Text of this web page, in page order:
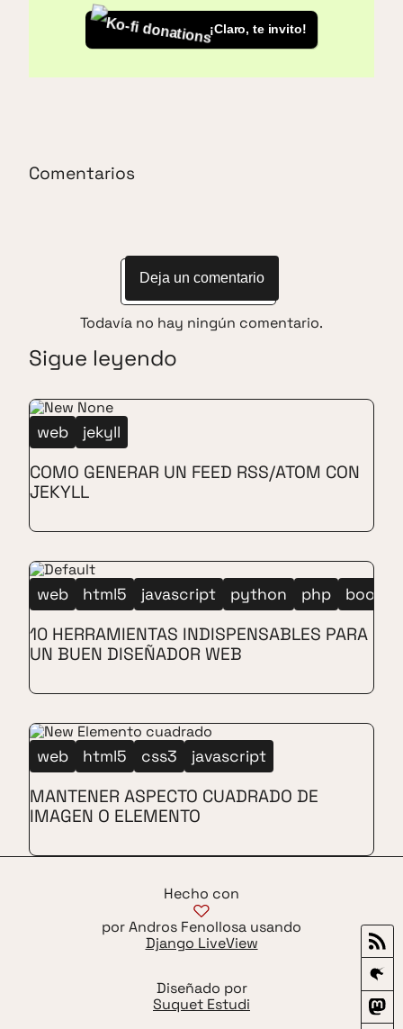
¡Claro, te invito!
Comentarios
Deja un comentario
Todavía no hay ningún comentario.
Sigue leyendo
web jekyll
COMO GENERAR UN FEED RSS/ATOM CON
JEKYLL
web html5 javascript python php
10 HERRAMIENTAS INDISPENSABLES PARA
UN BUEN DISEÑADOR WEB
web html5 css3 javascript
MANTENER ASPECTO CUADRADO DE
IMAGEN O ELEMENTO
Hecho con
por Andros Fenollosa usando
Django LiveView
Diseñado por
Suquet Estudi